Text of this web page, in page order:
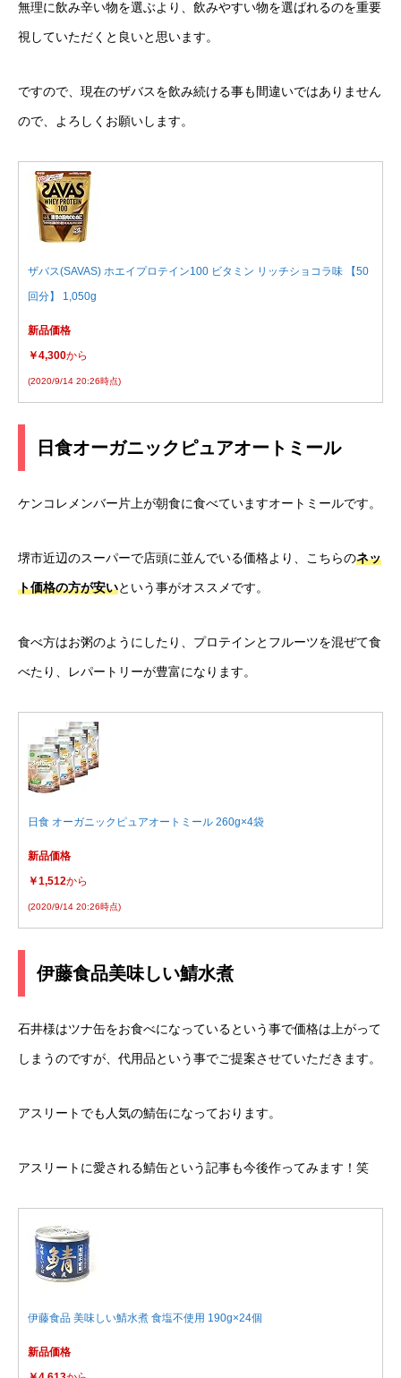
無理に飲み辛い物を選ぶより、飲みやすい物を選ばれるのを重要
視していただくと良いと思います。
ですので、現在のザバスを飲み続ける事も間違いではありません
ので、よろしくお願いします。
ザバス(SAVAS) ホエイプロテイン100 ビタミン リッチショコラ味 【50
回分】 1,050g
新品価格
￥4,300から
(2020/9/14 20:26時点)
日食オーガニックピュアオートミール
ケンコレメンバー片上が朝食に食べていますオートミールです。
堺市近辺のスーパーで店頭に並んでいる価格より、こちらのネッ
ト価格の方が安いという事がオススメです。
食べ方はお粥のようにしたり、プロテインとフルーツを混ぜて食
べたり、レパートリーが豊富になります。
日食 オーガニックピュアオートミール 260g×4袋
新品価格
￥1,512から
(2020/9/14 20:26時点)
伊藤食品美味しい鯖水煮
石井様はツナ缶をお食べになっているという事で価格は上がって
しまうのですが、代用品という事でご提案させていただきます。
アスリートでも人気の鯖缶になっております。
アスリートに愛される鯖缶という記事も今後作ってみます！笑
伊藤食品 美味しい鯖水煮 食塩不使用 190g×24個
新品価格